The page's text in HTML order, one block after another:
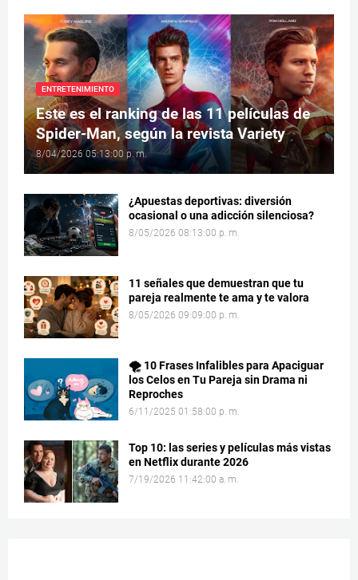
ENTRETENIMIENTO
Este es el ranking de las 11 películas de
Spider-Man, según la revista Variety
8/04/2026 05:13:00 p. m.
¿Apuestas deportivas: diversión
ocasional o una adicción silenciosa?
8/05/2026 08:13:00 p. m.
11 señales que demuestran que tu
pareja realmente te ama y te valora
8/05/2026 09:09:00 p. m.
🌪️ 10 Frases Infalibles para Apaciguar
los Celos en Tu Pareja sin Drama ni
Reproches
6/11/2025 01:58:00 p. m.
Top 10: las series y películas más vistas
en Netflix durante 2026
7/19/2026 11:42:00 a. m.